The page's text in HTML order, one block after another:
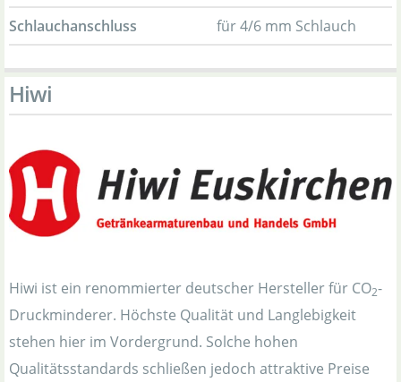
Schlauchanschluss
für 4/6 mm Schlauch
Hiwi
Hiwi ist ein renommierter deutscher Hersteller für CO2-
Druckminderer. Höchste Qualität und Langlebigkeit
stehen hier im Vordergrund. Solche hohen
Qualitätsstandards schließen jedoch attraktive Preise